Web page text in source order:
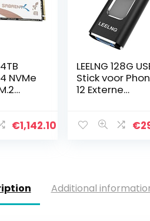
NVMe
€1,142.10
LEELNG 128G
Stick voor
12 Externe
Memory
€
Additional